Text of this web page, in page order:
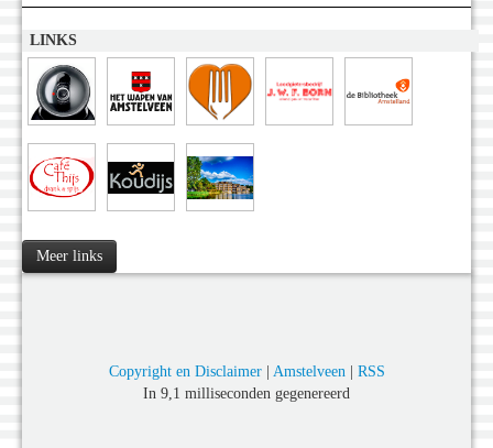
LINKS
Meer links
Copyright en Disclaimer| Amstelveen| RSS
In 9,1 milliseconden gegenereerd